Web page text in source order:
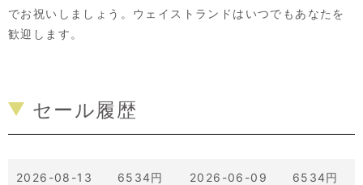
でお祝いしましょう。ウェイストランドはいつでもあなたを
歓迎します。
セール履歴
2026-08-13 6534円 2026-06-09 6534円